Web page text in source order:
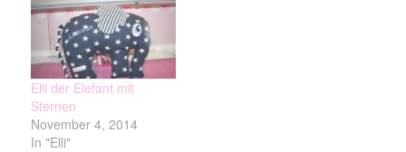
Elli der Elefant mit
Sternen
November 4, 2014
In "Elli"